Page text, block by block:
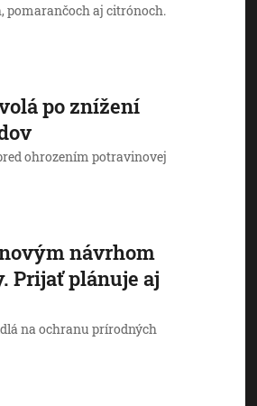
pomarančoch aj citrónoch.
po znížení
ohrozením potravinovej
návrhom
Prijať plánuje aj
na ochranu prírodných